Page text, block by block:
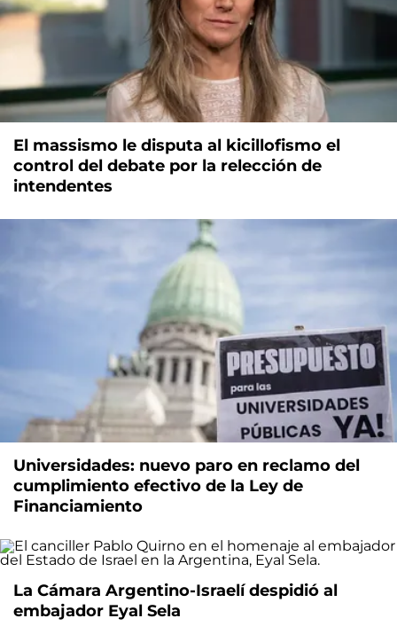
El massismo le disputa al kicillofismo el
control del debate por la relección de
intendentes
Universidades: nuevo paro en reclamo del
cumplimiento efectivo de la Ley de
Financiamiento
La Cámara Argentino-Israelí despidió al
embajador Eyal Sela